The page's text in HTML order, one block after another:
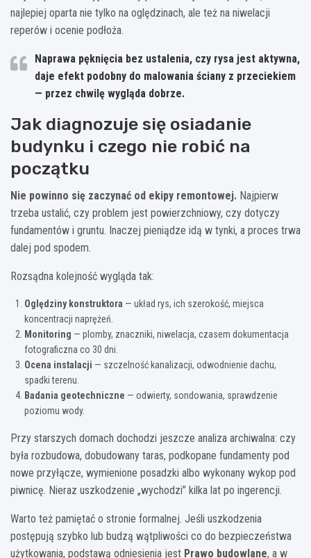
najlepiej oparta nie tylko na oględzinach, ale też na niwelacji
reperów i ocenie podłoża.
Naprawa pęknięcia bez ustalenia, czy rysa jest aktywna,
daje efekt podobny do malowania ściany z przeciekiem
— przez chwilę wygląda dobrze.
Jak diagnozuje się osiadanie
budynku i czego nie robić na
początku
Nie powinno się zaczynać od ekipy remontowej. Najpierw
trzeba ustalić, czy problem jest powierzchniowy, czy dotyczy
fundamentów i gruntu. Inaczej pieniądze idą w tynki, a proces trwa
dalej pod spodem.
Rozsądna kolejność wygląda tak:
Oględziny konstruktora — układ rys, ich szerokość, miejsca
koncentracji naprężeń.
Monitoring — plomby, znaczniki, niwelacja, czasem dokumentacja
fotograficzna co 30 dni.
Ocena instalacji — szczelność kanalizacji, odwodnienie dachu,
spadki terenu.
Badania geotechniczne — odwierty, sondowania, sprawdzenie
poziomu wody.
Przy starszych domach dochodzi jeszcze analiza archiwalna: czy
była rozbudowa, dobudowany taras, podkopane fundamenty pod
nowe przyłącze, wymienione posadzki albo wykonany wykop pod
piwnicę. Nieraz uszkodzenie „wychodzi” kilka lat po ingerencji.
Warto też pamiętać o stronie formalnej. Jeśli uszkodzenia
postępują szybko lub budzą wątpliwości co do bezpieczeństwa
użytkowania, podstawą odniesienia jest Prawo budowlane, a w